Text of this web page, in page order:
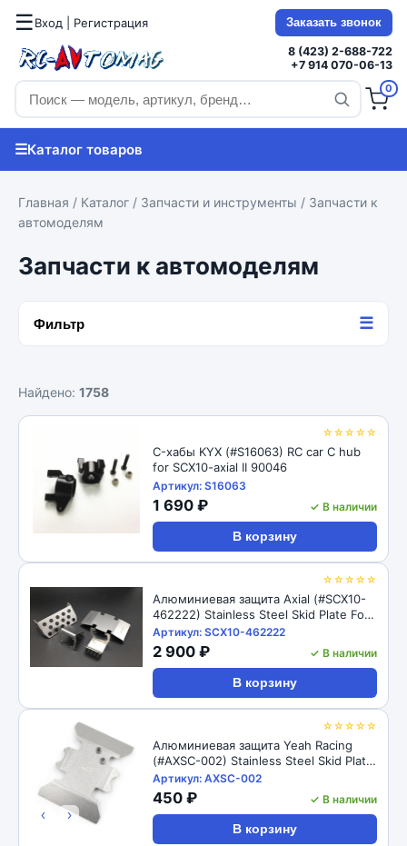
☰Вход | Регистрация Заказать звонок
8 (423) 2-688-722
+7 914 070-06-13
0
☰Каталог товаров
Главная / Каталог / Запчасти и инструменты / Запчасти к
автомоделям
Запчасти к автомоделям
Фильтр ☰
Найдено: 1758
☆☆☆☆☆
C-хабы KYX (#S16063) RC car C hub
for SCX10-axial II 90046
Артикул: S16063
1 690 ₽ ✓ В наличии
В корзину
☆☆☆☆☆
Алюминиевая защита Axial (#SCX10-
462222) Stainless Steel Skid Plate For
For Axial SCX10 II AX90046
Артикул: SCX10-462222
2 900 ₽ ✓ В наличии
В корзину
☆☆☆☆☆
‹ ›
Алюминиевая защита Yeah Racing
(#AXSC-002) Stainless Steel Skid Plate
For For Axial SCX10 II AX90046
Артикул: AXSC-002
450 ₽ ✓ В наличии
В корзину